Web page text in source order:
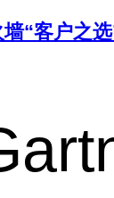
“客户之